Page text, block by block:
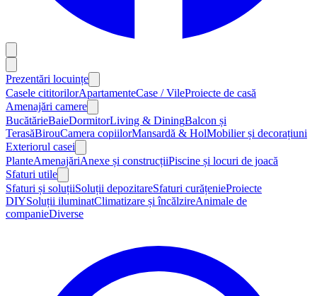
Prezentări locuințe
Casele cititorilorApartamenteCase / VileProiecte de casă
Amenajări camere
BucătărieBaieDormitorLiving & DiningBalcon și
TerasăBirouCamera copiilorMansardă & HolMobilier și decorațiuni
Exteriorul casei
PlanteAmenajăriAnexe și construcțiiPiscine și locuri de joacă
Sfaturi utile
Sfaturi și soluțiiSoluții depozitareSfaturi curățenieProiecte
DIYSoluții iluminatClimatizare și încălzireAnimale de
companieDiverse